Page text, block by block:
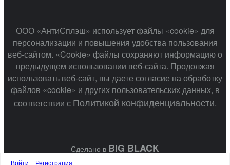
ООО «АнтиСплэш» использует файлы «cookie» для
персонализации и повышения удобства пользования
веб-сайтом. «Cookie» файлы сохраняют информацию о
предыдущем использовании веб-сайта. Продолжая
использовать веб-сайт, вы даете согласие на обработку
файлов «cookie» и других пользовательских данных, в
соответствии с Политикой конфиденциальности.
Сделано в BIG BLACK
Войти Регистрация